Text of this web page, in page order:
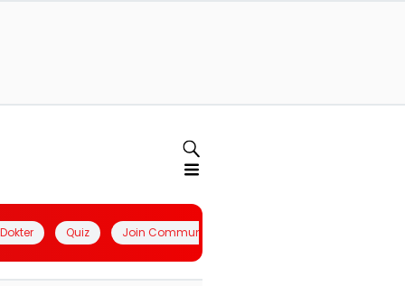
Quiz Join Community